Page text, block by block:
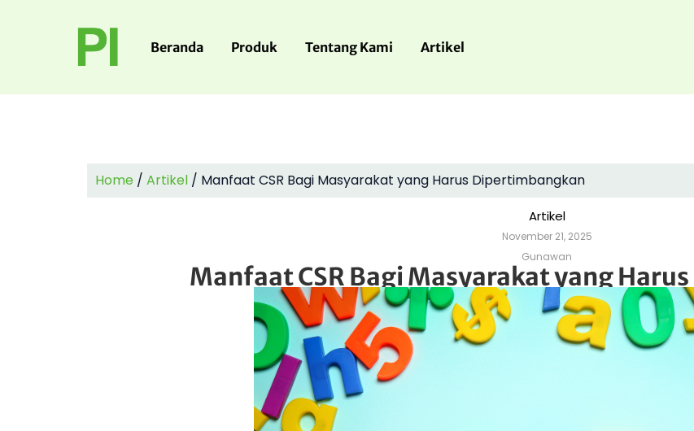
Beranda Produk Tentang Kami Artikel
Home / Artikel/ Manfaat CSR Bagi Masyarakat yang Harus Dipertimbangkan
Artikel
November 21, 2025
Gunawan
Manfaat CSR Bagi Masyarakat yang